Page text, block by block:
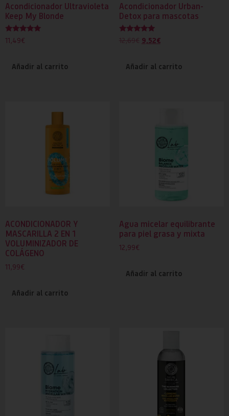
Acondicionador Ultravioleta
Keep My Blonde
Valorado
con
11,49€
Añadir al carrito
Acondicionador Urban-
Detox para mascotas
Valorado
con
12,69€ 9,52€
Añadir al carrito
ACONDICIONADOR Y
MASCARILLA 2 EN 1
VOLUMINIZADOR DE
COLÁGENO
11,99€
Añadir al carrito
Agua micelar equilibrante
para piel grasa y mixta
12,99€
Añadir al carrito